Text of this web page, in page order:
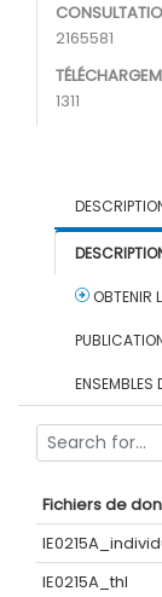
2165581
1311
OBTENIR
ENSEMBLES
Fichiers de
IE0215A_thl